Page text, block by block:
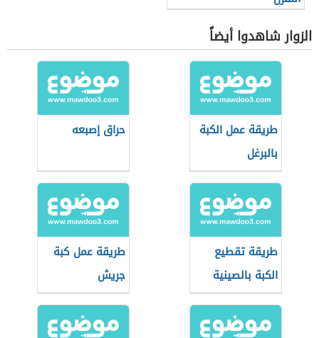
الزوار شاهدوا أيضاً
طريقة عمل الكبة
بالبرغل
حراق إصبعه
طريقة تقطيع
الكبة بالصينية
طريقة عمل كبة
جريش